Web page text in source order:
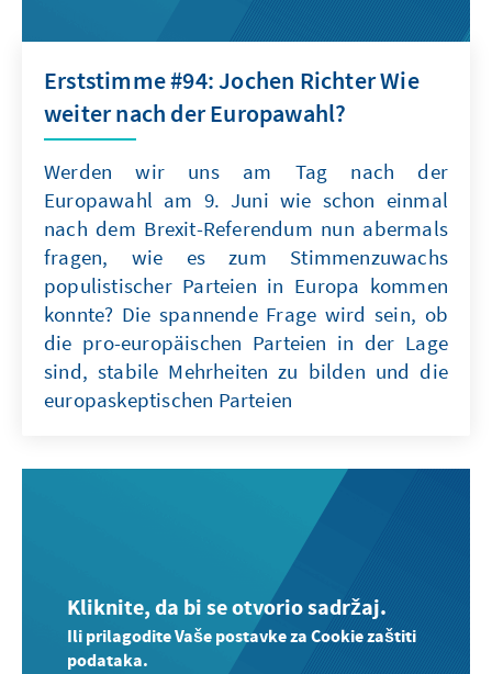
Erststimme #94: Jochen Richter Wie
weiter nach der Europawahl?
Werden wir uns am Tag nach der
Europawahl am 9. Juni wie schon einmal
nach dem Brexit-Referendum nun abermals
fragen, wie es zum Stimmenzuwachs
populistischer Parteien in Europa kommen
konnte? Die spannende Frage wird sein, ob
die pro-europäischen Parteien in der Lage
sind, stabile Mehrheiten zu bilden und die
europaskeptischen Parteien
Kliknite, da bi se otvorio sadržaj.
Ili prilagodite Vaše postavke za Cookie zaštiti
podataka.